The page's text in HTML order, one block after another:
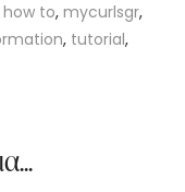
how to, mycurlsgr,
, tutorial,